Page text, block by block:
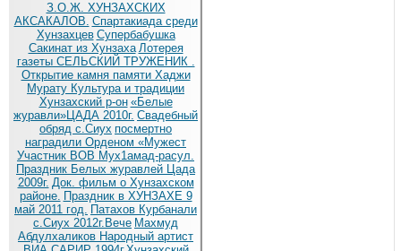
З.О.Ж. ХУНЗАХСКИХ
АКСАКАЛОВ. Спартакиада среди
Хунзахцев Супербабушка
Сакинат из Хунзаха Лотерея
газеты СЕЛЬСКИЙ ТРУЖЕНИК .
Открытие камня памяти Хаджи
Мурату Культура и традиции
Хунзахский р-он «Белые
журавли»ЦАДА 2010г. Cвадебный
обряд c.Сиух посмертно
наградили Орденом «Мужест
Участник ВОВ Мух1амад-расул.
Праздник Белых журавлей Цада
2009г. Док. фильм о Хунзахском
районе. Праздник в ХУНЗАХЕ 9
май 2011 год. Патахов Курбанали
с.Сиух 2012г.Вече Махмуд
Абдулхаликов Народный артист